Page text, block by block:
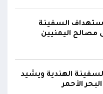
لإعادة تأهيل
في لحج والضالع
ألف شخص
استهداف السفينة
مصالح اليمنيين
الهندية ويشيد
الأحمر